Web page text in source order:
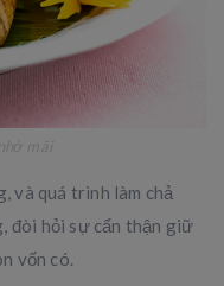
và quá trình làm chả
đòi hỏi sự cẩn thận giữ
vốn có.